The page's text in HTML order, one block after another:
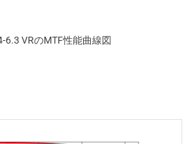
6.3 VRのMTF性能曲線図